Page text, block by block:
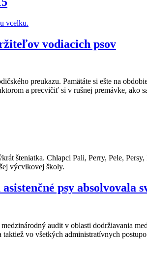
vcelku.
vodiacich psov
preukazu. Pamätáte si ešte na
a precvičiť si v rušnej premávke,
šteniatka. Chlapci Pali, Perry, Pele,
výcvikovej školy.
psy absolvovala
audit v oblasti dodržiavania
vo všetkých administratívnych